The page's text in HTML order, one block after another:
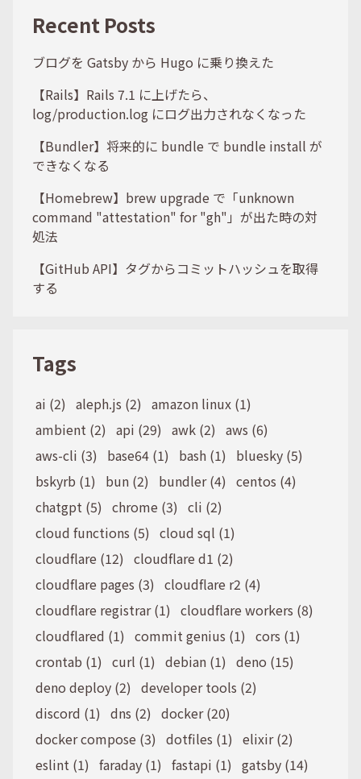
Recent Posts
ブログを Gatsby から Hugo に乗り換えた
【Rails】Rails 7.1 に上げたら、
log/production.log にログ出力されなくなった
【Bundler】将来的に bundle で bundle install が
できなくなる
【Homebrew】brew upgrade で「unknown
command "attestation" for "gh"」が出た時の対
処法
【GitHub API】タグからコミットハッシュを取得
する
Tags
ai (2) aleph.js (2) amazon linux (1)
ambient (2) api (29) awk (2) aws (6)
aws-cli (3)
base64 (1) bash (1)
bluesky (5)
bskyrb (1)
bun (2) bundler (4) centos (4)
chatgpt (5) chrome (3) cli (2)
cloud functions (5) cloud sql (1)
cloudflare (12) cloudflare d1 (2)
cloudflare pages (3) cloudflare r2 (4)
cloudflare registrar (1) cloudflare workers (8)
cloudflared (1) commit genius (1) cors (1)
crontab (1) curl (1) debian (1) deno (15)
deno deploy (2) developer tools (2)
discord (1) dns (2) docker (20)
docker compose (3) dotfiles (1) elixir (2)
eslint (1) faraday (1) fastapi (1) gatsby (14)